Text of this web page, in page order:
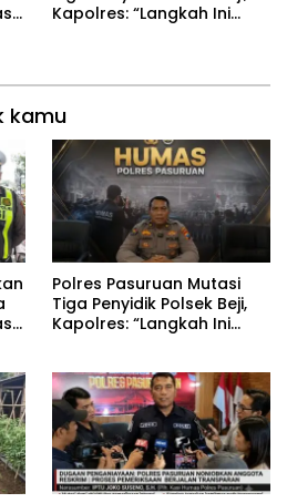
Kapolres: “Langkah Ini
kamu
‎Polres Pasuruan Mutasi
Tiga Penyidik Polsek Beji,
Kapolres: “Langkah Ini